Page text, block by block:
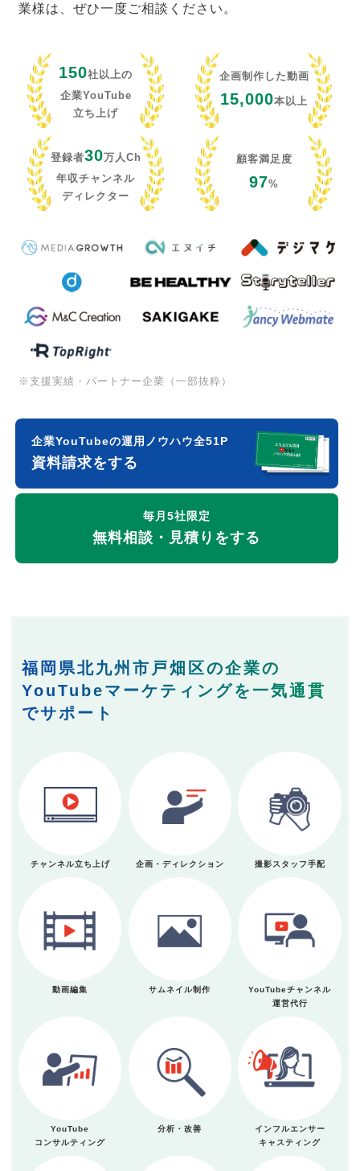
業様は、ぜひ一度ご相談ください。
150社以上の
企業YouTube
立ち上げ
企画制作した動画
15,000本以上
登録者30万人Ch
年収チャンネル
ディレクター
顧客満足度
97%
※支援実績・パートナー企業（一部抜粋）
企業YouTubeの運用ノウハウ全51P
資料請求をする
毎月5社限定
無料相談・見積りをする
福岡県北九州市戸畑区の企業の
YouTubeマーケティングを一気通貫
でサポート
チャンネル立ち上げ 企画・ディレクション 撮影スタッフ手配
動画編集 サムネイル制作
YouTubeチャンネル
運営代行
YouTube
コンサルティング
分析・改善
インフルエンサー
キャスティング